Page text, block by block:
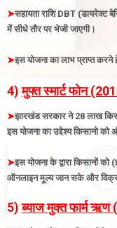
➤सहायता राशि DBT
में सीधे तौर पर भेजी जाएगी।
➤इस योजना का लाभ प्राप्त करने
4)मुफ्त स्मार्ट फोन
➤झारखंड सरकार ने 28 लाख
इस योजना का उद्देश्य किसानो
➤इस योजना के द्वाराकिसानों को
ऑनलाइन मूल्य जान सके और
5)ब्याज मुक्त फार्म ऋण